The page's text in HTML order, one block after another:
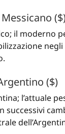
il moderno
negli
($)
l’attuale
successivi